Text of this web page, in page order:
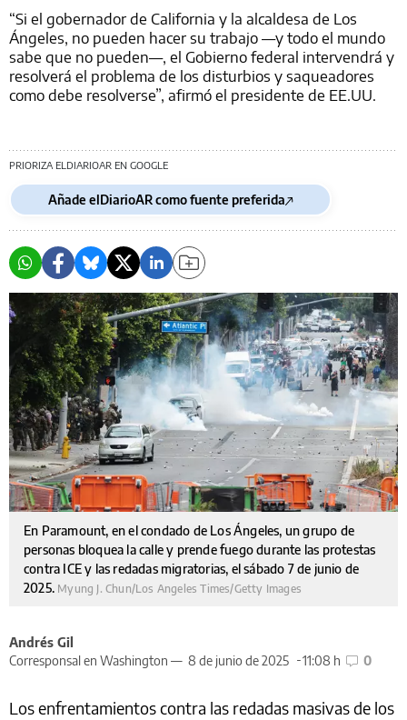
“Si el gobernador de California y la alcaldesa de Los
Ángeles, no pueden hacer su trabajo —y todo el mundo
sabe que no pueden—, el Gobierno federal intervendrá y
resolverá el problema de los disturbios y saqueadores
como debe resolverse”, afirmó el presidente de EE.UU.
PRIORIZA ELDIARIOAR EN GOOGLE
Añade elDiarioAR como fuente preferida
En Paramount, en el condado de Los Ángeles, un grupo de
personas bloquea la calle y prende fuego durante las protestas
contra ICE y las redadas migratorias, el sábado 7 de junio de
2025. Myung J. Chun/Los Angeles Times/Getty Images
Andrés Gil
Corresponsal en Washington — 8 de junio de 2025 11:08 h 0
Los enfrentamientos contra las redadas masivas de los